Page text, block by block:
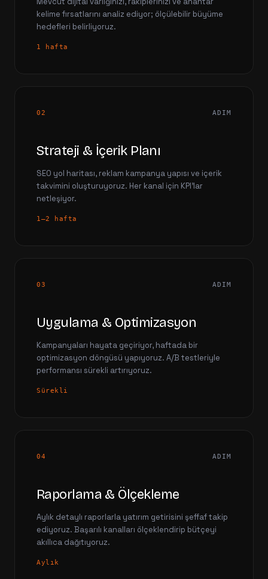
kelime fırsatlarını analiz ediyor; ölçülebilir büyüme
hedefleri belirliyoruz.
1 hafta
02 ADIM
Strateji & İçerik Planı
SEO yol haritası, reklam kampanya yapısı ve içerik
takvimini oluşturuyoruz. Her kanal için KPI'lar
netleşiyor.
1–2 hafta
03 ADIM
Uygulama & Optimizasyon
Kampanyaları hayata geçiriyor, haftada bir
optimizasyon döngüsü yapıyoruz. A/B testleriyle
performansı sürekli artırıyoruz.
Sürekli
04 ADIM
Raporlama & Ölçekleme
Aylık detaylı raporlarla yatırım getirisini şeffaf takip
ediyoruz. Başarılı kanalları ölçeklendirip bütçeyi
akıllıca dağıtıyoruz.
Aylık